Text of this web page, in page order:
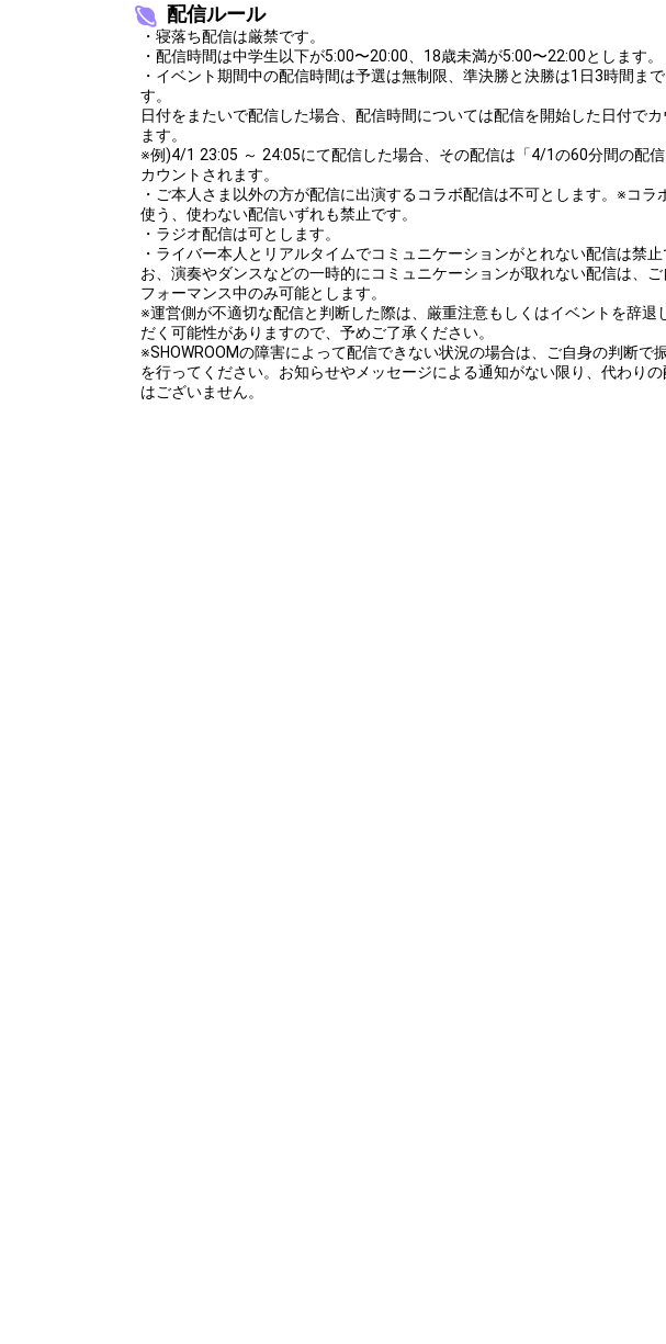
配信ルール
・寝落ち配信は厳禁です。
・配信時間は中学生以下が5:00〜20:00、18歳未満が5:00〜22:00とします。
・イベント期間中の配信時間は予選は無制限、準決勝と決勝は1日3時間まで
す。
日付をまたいで配信した場合、配信時間については配信を開始した日付でカ
ます。
※例)4/1 23:05 ～ 24:05にて配信した場合、その配信は「4/1の60分間の配
カウントされます。
・ご本人さま以外の方が配信に出演するコラボ配信は不可とします。※コラ
使う、使わない配信いずれも禁止です。
・ラジオ配信は可とします。
・ライバー本人とリアルタイムでコミュニケーションがとれない配信は禁
お、演奏やダンスなどの一時的にコミュニケーションが取れない配信は、
フォーマンス中のみ可能とします。
※運営側が不適切な配信と判断した際は、厳重注意もしくはイベントを辞退
だく可能性がありますので、予めご了承ください。
※SHOWROOMの障害によって配信できない状況の場合は、ご自身の判断で
を行ってください。お知らせやメッセージによる通知がない限り、代わりの
はございません。